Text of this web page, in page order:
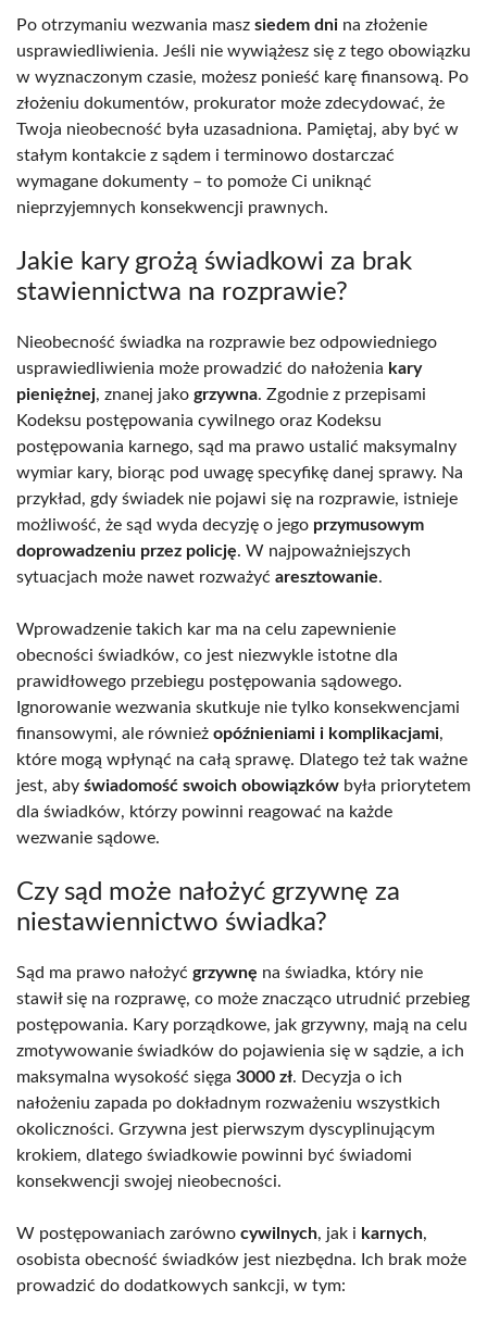
Po otrzymaniu wezwania masz siedem dni na złożenie
usprawiedliwienia. Jeśli nie wywiążesz się z tego obowiązku
w wyznaczonym czasie, możesz ponieść karę finansową. Po
złożeniu dokumentów, prokurator może zdecydować, że
Twoja nieobecność była uzasadniona. Pamiętaj, aby być w
stałym kontakcie z sądem i terminowo dostarczać
wymagane dokumenty – to pomoże Ci uniknąć
nieprzyjemnych konsekwencji prawnych.
Jakie kary grożą świadkowi za brak
stawiennictwa na rozprawie?
Nieobecność świadka na rozprawie bez odpowiedniego
usprawiedliwienia może prowadzić do nałożenia kary
pieniężnej, znanej jako grzywna. Zgodnie z przepisami
Kodeksu postępowania cywilnego oraz Kodeksu
postępowania karnego, sąd ma prawo ustalić maksymalny
wymiar kary, biorąc pod uwagę specyfikę danej sprawy. Na
przykład, gdy świadek nie pojawi się na rozprawie, istnieje
możliwość, że sąd wyda decyzję o jego przymusowym
doprowadzeniu przez policję. W najpoważniejszych
sytuacjach może nawet rozważyć aresztowanie.
Wprowadzenie takich kar ma na celu zapewnienie
obecności świadków, co jest niezwykle istotne dla
prawidłowego przebiegu postępowania sądowego.
Ignorowanie wezwania skutkuje nie tylko konsekwencjami
finansowymi, ale również opóźnieniami i komplikacjami,
które mogą wpłynąć na całą sprawę. Dlatego też tak ważne
jest, aby świadomość swoich obowiązków była priorytetem
dla świadków, którzy powinni reagować na każde
wezwanie sądowe.
Czy sąd może nałożyć grzywnę za
niestawiennictwo świadka?
Sąd ma prawo nałożyć grzywnę na świadka, który nie
stawił się na rozprawę, co może znacząco utrudnić przebieg
postępowania. Kary porządkowe, jak grzywny, mają na celu
zmotywowanie świadków do pojawienia się w sądzie, a ich
maksymalna wysokość sięga 3000 zł. Decyzja o ich
nałożeniu zapada po dokładnym rozważeniu wszystkich
okoliczności. Grzywna jest pierwszym dyscyplinującym
krokiem, dlatego świadkowie powinni być świadomi
konsekwencji swojej nieobecności.
W postępowaniach zarówno cywilnych, jak i karnych,
osobista obecność świadków jest niezbędna. Ich brak może
prowadzić do dodatkowych sankcji, w tym: